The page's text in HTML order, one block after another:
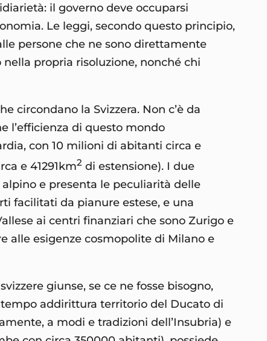
il governo deve occuparsi
Le leggi, secondo questo principio,
persone che ne sono direttamente
propria risoluzione, nonché chi
circondano la Svizzera. Non c’è da
l’efficienza di questo mondo
con 10 milioni di abitanti circa e
e 41291km2 di estensione). I due
e presenta le peculiarità delle
facilitati da pianure estese, e una
ai centri finanziari che sono Zurigo e
alle esigenze cosmopolite di Milano e
giunse, se ce ne fosse bisogno,
addirittura territorio del Ducato di
a modi e tradizioni dell’Insubria) e